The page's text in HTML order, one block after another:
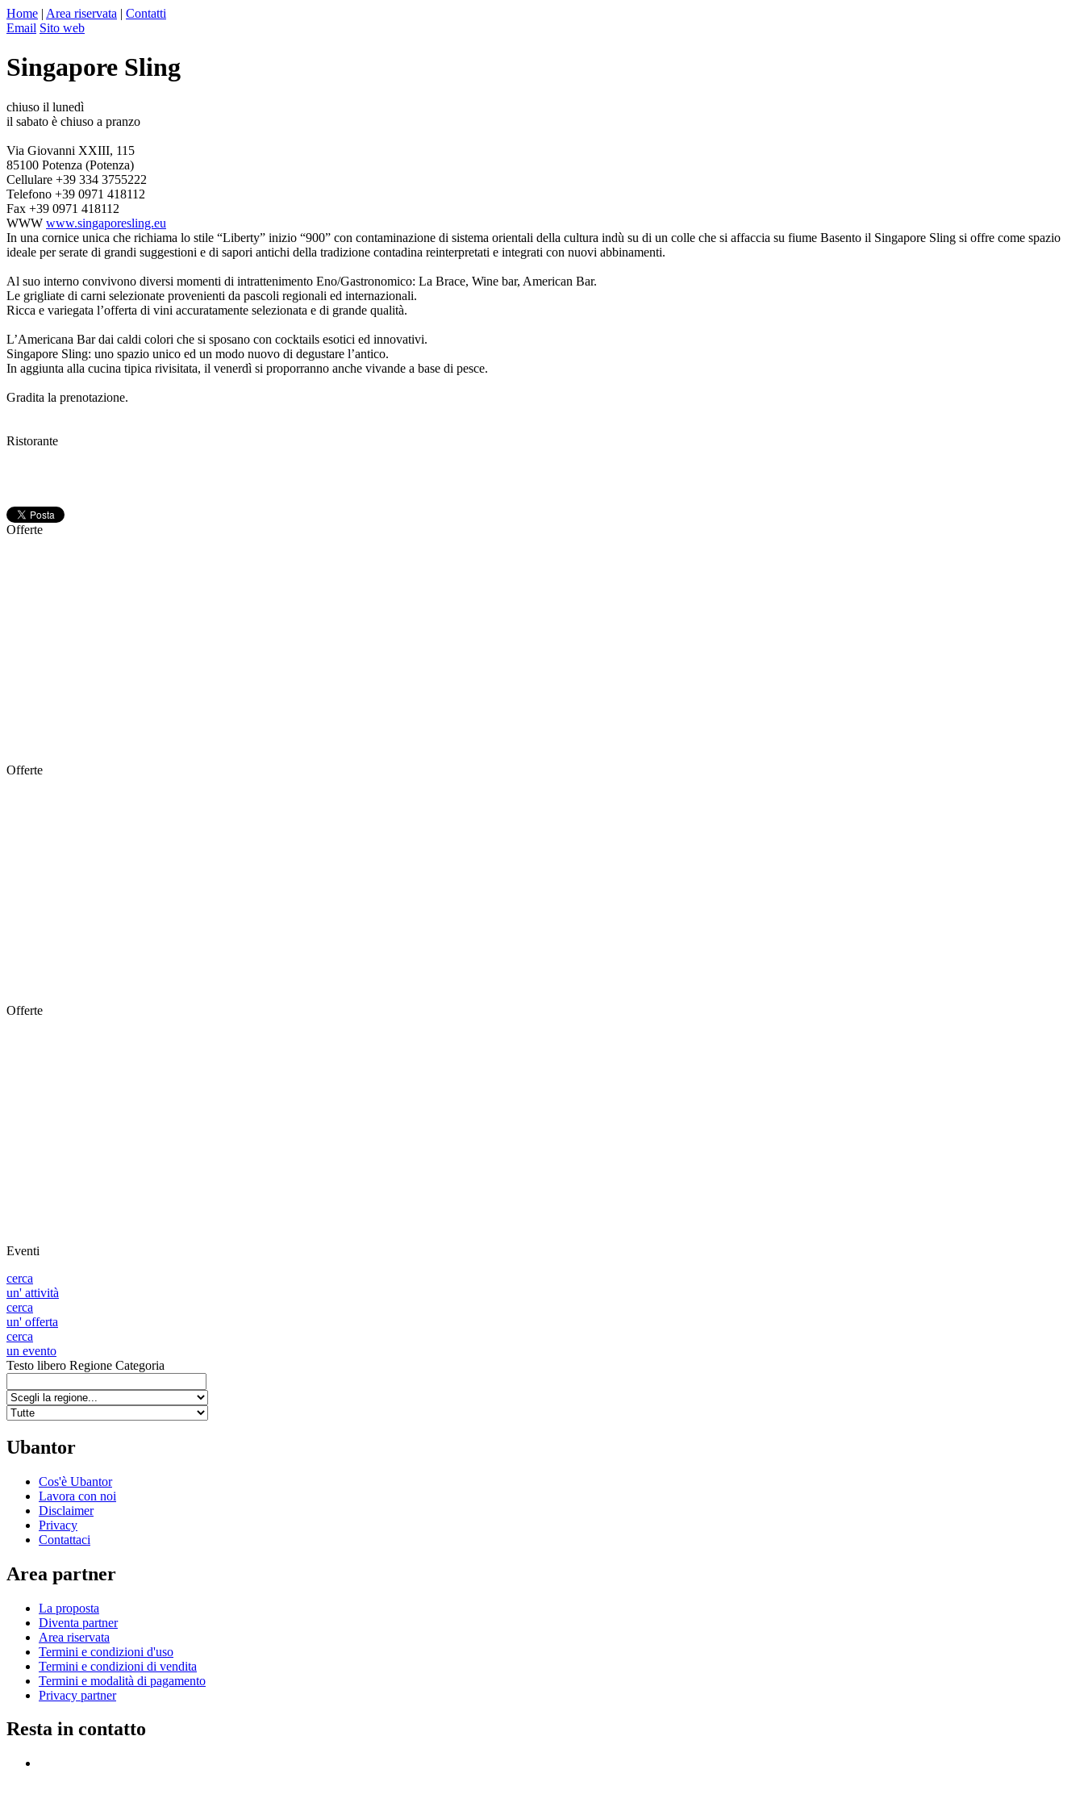
Home | Area riservata | Contatti
Email Sito web
Singapore Sling
chiuso il lunedì
il sabato è chiuso a pranzo
Via Giovanni XXIII, 115
85100 Potenza (Potenza)
Cellulare +39 334 3755222
Telefono +39 0971 418112
Fax +39 0971 418112
WWW www.singaporesling.eu
In una cornice unica che richiama lo stile “Liberty” inizio “900” con contaminazione di sistema orientali della cultura indù su di un colle che si affaccia su fiume Basento il Singapore Sling si offre come spazio
ideale per serate di grandi suggestioni e di sapori antichi della tradizione contadina reinterpretati e integrati con nuovi abbinamenti.
Al suo interno convivono diversi momenti di intrattenimento Eno/Gastronomico: La Brace, Wine bar, American Bar.
Le grigliate di carni selezionate provenienti da pascoli regionali ed internazionali.
Ricca e variegata l’offerta di vini accuratamente selezionata e di grande qualità.
L’Americana Bar dai caldi colori che si sposano con cocktails esotici ed innovativi.
Singapore Sling: uno spazio unico ed un modo nuovo di degustare l’antico.
In aggiunta alla cucina tipica rivisitata, il venerdì si proporranno anche vivande a base di pesce.
Gradita la prenotazione.
Ristorante
Offerte
Offerte
Offerte
Eventi
cerca
un' attività
cerca
un' offerta
cerca
un evento
Testo libero Regione Categoria
Ubantor
Cos'è Ubantor
Lavora con noi
Disclaimer
Privacy
Contattaci
Area partner
La proposta
Diventa partner
Area riservata
Termini e condizioni d'uso
Termini e condizioni di vendita
Termini e modalità di pagamento
Privacy partner
Resta in contatto